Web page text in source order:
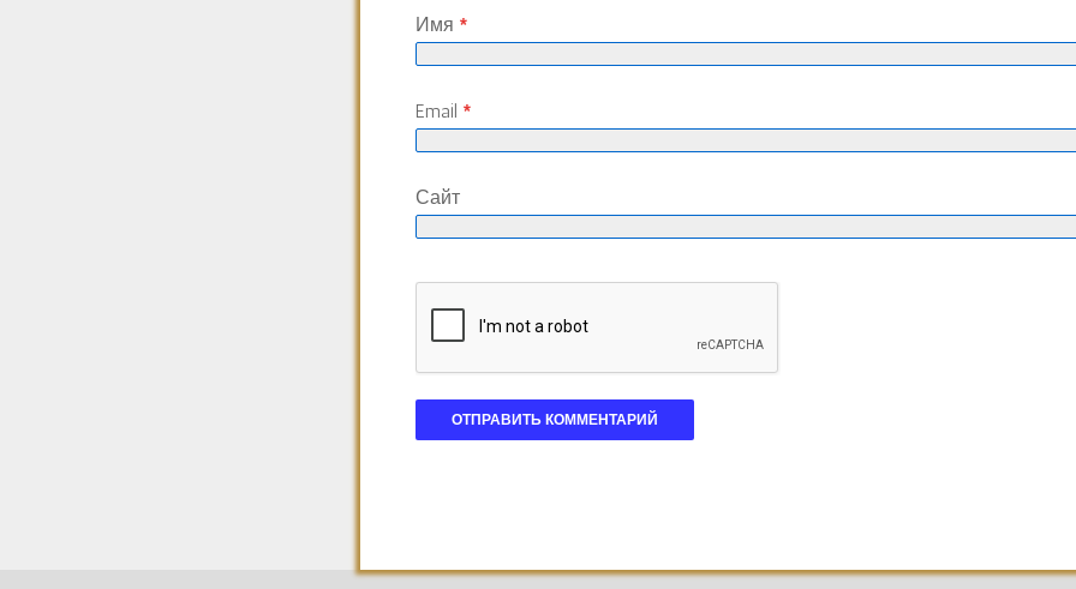
Имя*
Email*
Сайт